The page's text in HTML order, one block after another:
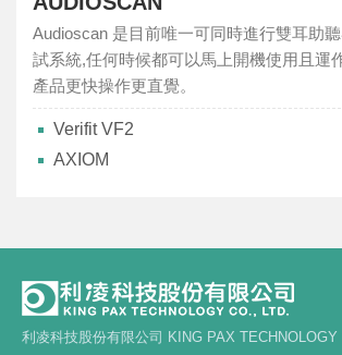
Audioscan 是目前唯一可同時進行雙耳助
試系統,任何時候都可以馬上開機使用且運
產品更快操作更直覺。
Verifit VF2
AXIOM
利凌科技股份有限公司 KING PAX